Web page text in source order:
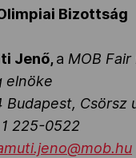
Bizottság
Jenő,a MOB Fair
elnöke
Budapest, Csörsz
225-0522